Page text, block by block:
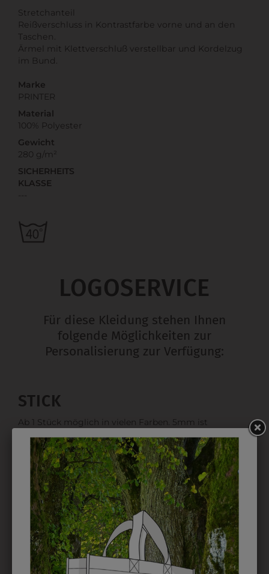
Stretchanteil
Reißverschluss in Kontrastfarbe vorne und an den
Taschen.
Ärmel mit Klettverschluß verstellbar und Kordelzug
im Bund.
Marke
PRINTER
Material
100% Polyester
Gewicht
280 g/m²
SICHERHEITS
KLASSE
LOGOSERVICE
Für diese Kleidung stehen Ihnen
folgende Möglichkeiten zur
Personalisierung zur Verfügung:
STICK
Ab 1 Stück möglich in vielen Farben. 5mm ist
Mindesthöhe bei einem Schriftzug. Für Logos und
Namen optimal. Waschbar bis zu 95°C.
EMBLEM
Kann gestickt oder bedruckt werden. Sehr vielseitig
einsetzbar und beim Sticken wieder ab 1 Stück
möglich.
DRUCK